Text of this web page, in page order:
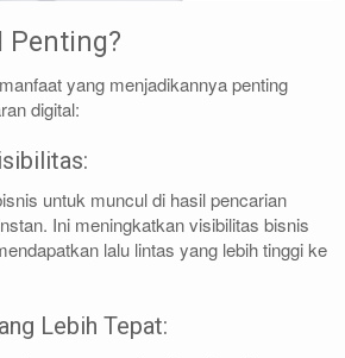
Penting?
yang menjadikannya penting
digital:
untuk muncul di hasil pencarian
Ini meningkatkan visibilitas bisnis
lalu lintas yang lebih tinggi ke
Lebih Tepat: